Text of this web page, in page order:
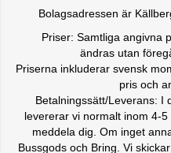
Bolagsadressen är
Priser: Samtliga angivna
ändras utan
Priserna inkluderar svensk
pris och
Betalningssätt/Leverans: I
levererar vi normalt inom 4-
meddela dig. Om inget
Bussgods och Bring. Vi